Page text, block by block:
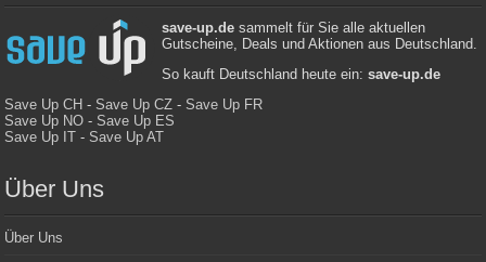
save-up.desammelt für Sie alle aktuellen
Gutscheine, Deals und Aktionen aus Deutschland.
So kauft Deutschland heute ein: save-up.de
Save Up CH -Save Up CZ -Save Up FR
Save Up NO -Save Up ES
Save Up IT -Save Up AT
Über Uns
Über Uns